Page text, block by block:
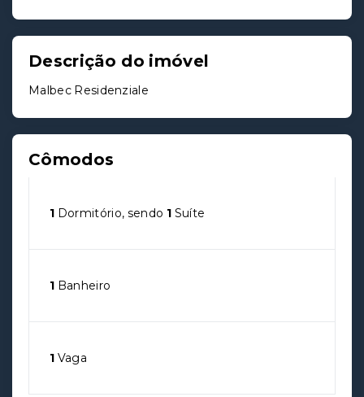
Descrição do imóvel
Malbec Residenziale
Cômodos
1 Dormitório, sendo 1 Suíte
1 Banheiro
1 Vaga